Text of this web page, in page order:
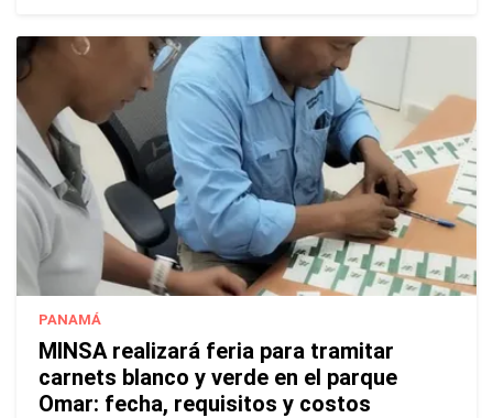
PANAMÁ
MINSA realizará feria para tramitar
carnets blanco y verde en el parque
Omar: fecha, requisitos y costos